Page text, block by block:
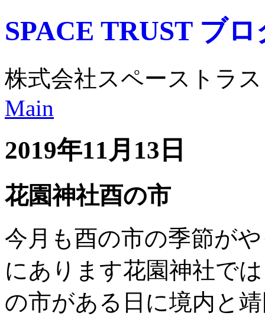
SPACE TRUST ブロ
株式会社スペーストラ
Main
2019年11月13日
花園神社酉の市
今月も酉の市の季節が
にあります花園神社で
の市がある日に境内と